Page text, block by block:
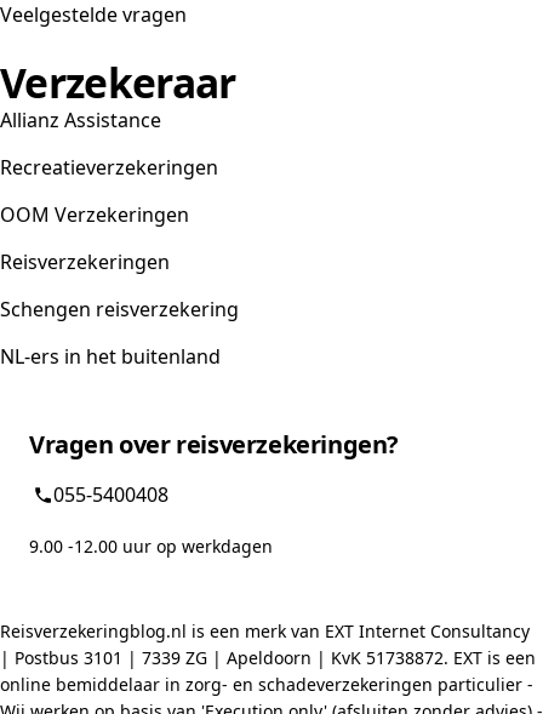
Veelgestelde vragen
Verzekeraar
Allianz Assistance
Recreatieverzekeringen
OOM Verzekeringen
Reisverzekeringen
Schengen reisverzekering
NL-ers in het buitenland
Vragen over reisverzekeringen?
055-5400408
9.00 -12.00 uur op werkdagen
Reisverzekeringblog.nl is een merk van EXT Internet Consultancy
| Postbus 3101 | 7339 ZG | Apeldoorn | KvK 51738872. EXT is een
online bemiddelaar in zorg- en schadeverzekeringen particulier -